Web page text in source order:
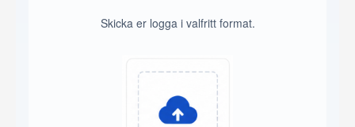
Skicka er logga i valfritt format.